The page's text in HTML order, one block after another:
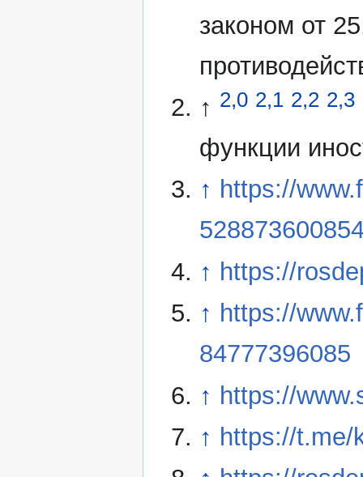
законом от
↑ 2,0 2,1 2,2 2,3
функции
↑ https://
↑ https://
↑ https://
84777396085
↑ https://
↑ https://t.me/